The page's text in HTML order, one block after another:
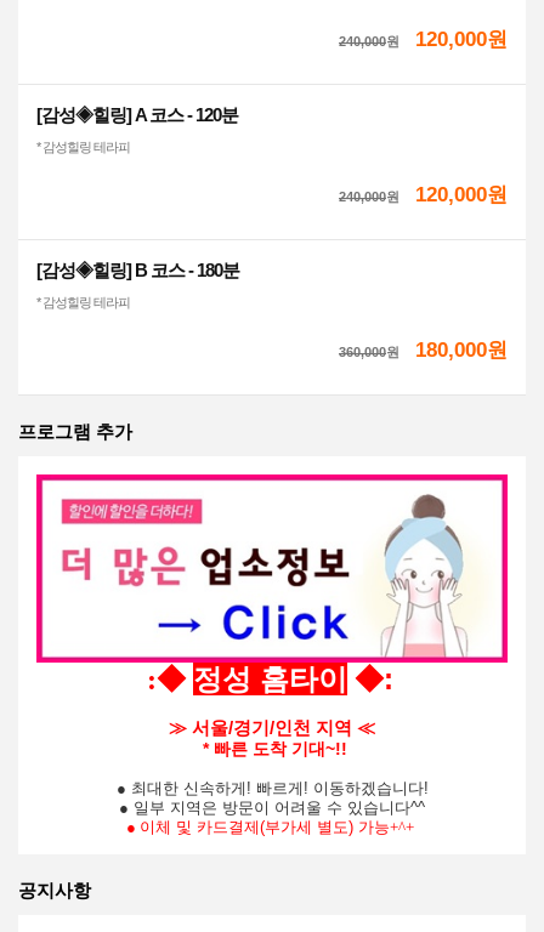
240,000원 120,000원
[감성◈힐링] A 코스 - 120분
* 감성힐링 테라피
240,000원 120,000원
[감성◈힐링] B 코스 - 180분
* 감성힐링 테라피
360,000원 180,000원
프로그램 추가
:◆ 정성 홈타이 ◆:
≫ 서울/경기/인천 지역 ≪
* 빠른 도착 기대~!!
● 최대한 신속하게! 빠르게! 이동하겠습니다!
● 일부 지역은 방문이 어려울 수 있습니다^^
● 이체 및 카드결제(부가세 별도) 가능+^+
공지사항